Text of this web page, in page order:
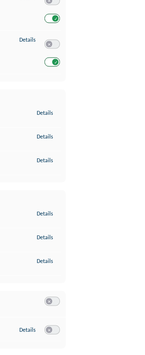
Details zu Entwicklung und Verbesserung der Angebote
Details
Details
Details
Details
Details
Details
Details zu Google Analytics